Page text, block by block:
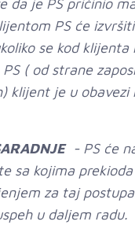
da je PS pričinio
PS će
se kod klijenta
( od strane
klijent je u obavezi
- PS će
sa kojima
za taj
u daljem radu.